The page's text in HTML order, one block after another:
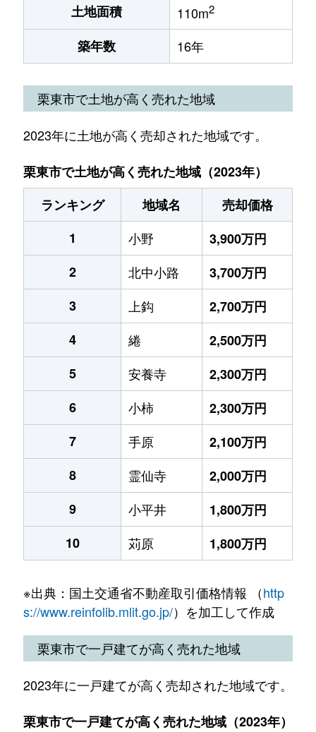
土地面積 110m2
築年数 16年
栗東市で土地が高く売れた地域
2023年に土地が高く売却された地域です。
栗東市で土地が高く売れた地域（2023年）
ランキング
地域名
売却価格
1
小野
3,900万円
2
北中小路
3,700万円
3
上鈎
2,700万円
4
綣
2,500万円
5
安養寺
2,300万円
6
小柿
2,300万円
7
手原
2,100万円
8
霊仙寺
2,000万円
9
小平井
1,800万円
10
苅原 1,800万円
※出典：国土交通省不動産取引価格情報 （http
s://www.reinfolib.mlit.go.jp/）を加工して作成
栗東市で一戸建てが高く売れた地域
2023年に一戸建てが高く売却された地域です。
栗東市で一戸建てが高く売れた地域（2023年）